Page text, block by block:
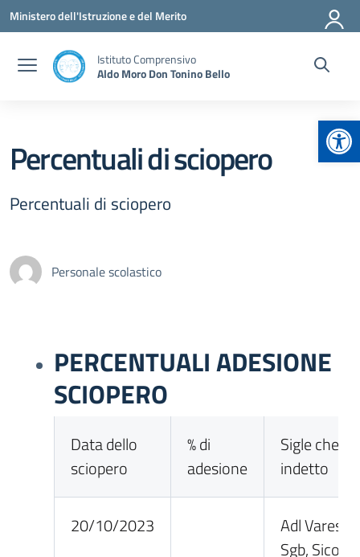
Vai ai contenuti
Vai al menu di navigazione
Vai al footer
Ministero dell'Istruzione e del Merito
Istituto Comprensivo
Aldo Moro Don Tonino Bello
Percentuali di sciopero
Percentuali di sciopero
Personale scolastico
PERCENTUALI ADESIONE
SCIOPERO
Data dello
sciopero
% di
adesione
Sigle che
indetto
20/10/2023
Adl Varese,
Sgb,